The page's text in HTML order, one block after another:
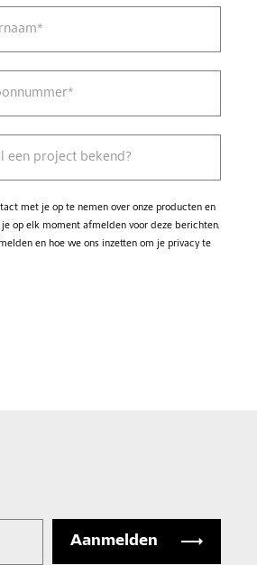
*
*
een project bekend?
met je op te nemen over onze producten en
op elk moment afmelden voor deze berichten.
en hoe we ons inzetten om je privacy te